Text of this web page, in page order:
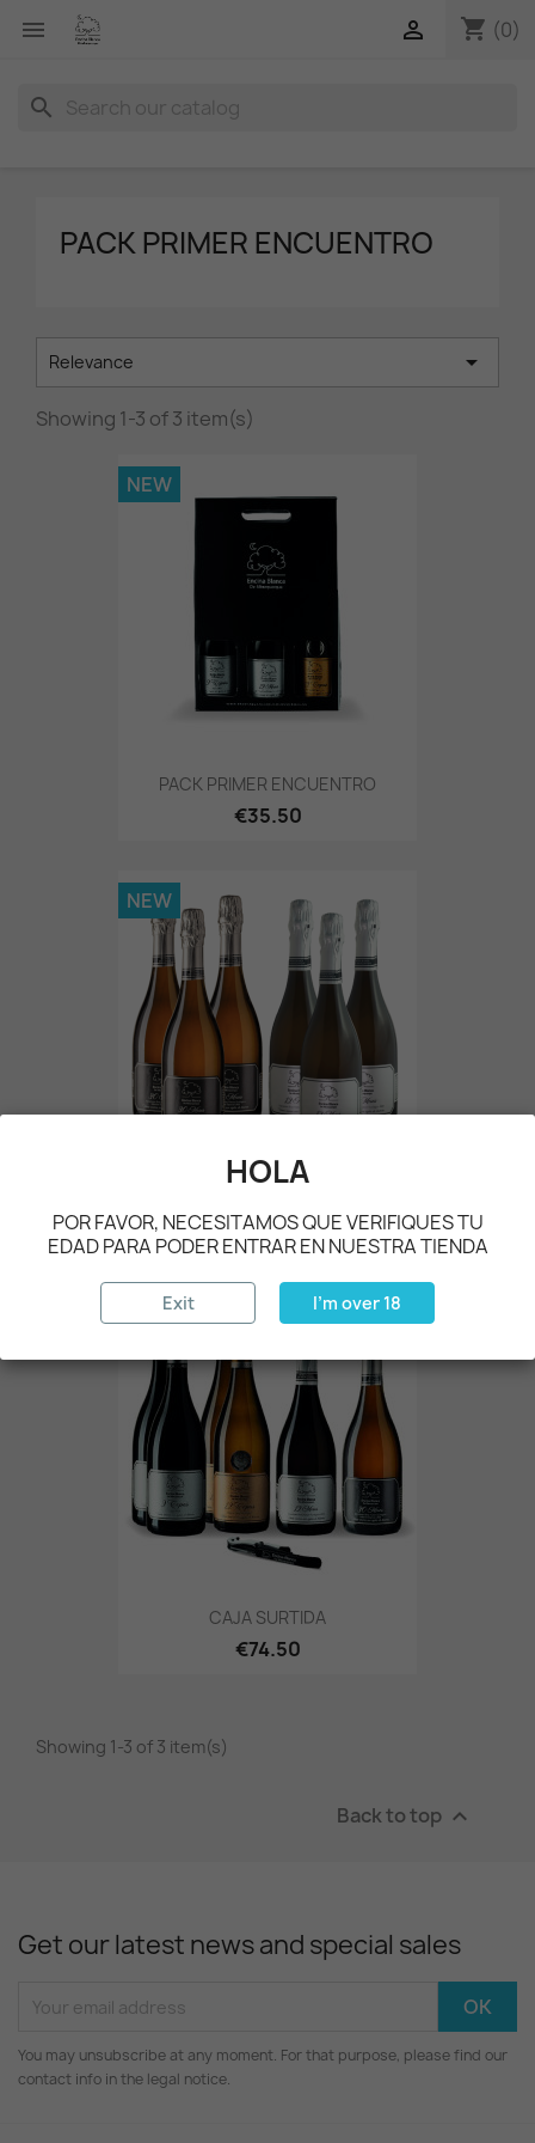
 shopping_cart (0)

search
PACK PRIMER ENCUENTRO
Relevance 
Showing 1-3 of 3 item(s)
PACK PRIMER ENCUENTRO
€35.50
NEW
€70.50
NEW
CAJA SURTIDA
€74.50
NEW
Showing 1-3 of 3 item(s)
Back to top 
Get our latest news and special sales
You may unsubscribe at any moment. For that purpose, please find our
contact info in the legal notice.
HOLA
POR FAVOR, NECESITAMOS QUE VERIFIQUES TU
EDAD PARA PODER ENTRAR EN NUESTRA TIENDA
Exit I'm over 18